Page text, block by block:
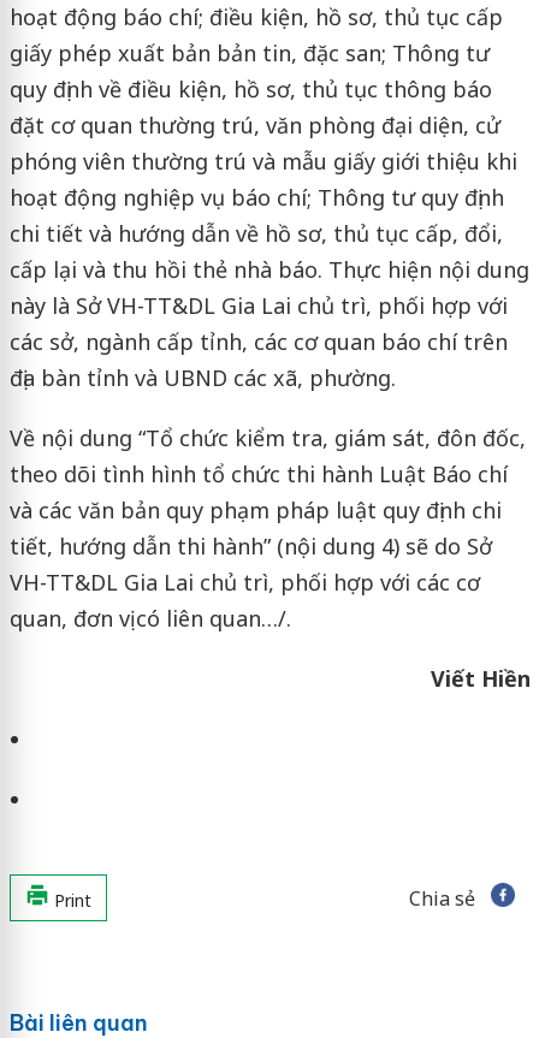
hoạt động báo chí; điều kiện, hồ sơ, thủ tục cấp
giấy phép xuất bản bản tin, đặc san; Thông tư
quy định về điều kiện, hồ sơ, thủ tục thông báo
đặt cơ quan thường trú, văn phòng đại diện, cử
phóng viên thường trú và mẫu giấy giới thiệu khi
hoạt động nghiệp vụ báo chí; Thông tư quy định
chi tiết và hướng dẫn về hồ sơ, thủ tục cấp, đổi,
cấp lại và thu hồi thẻ nhà báo. Thực hiện nội dung
này là Sở VH-TT&DL Gia Lai chủ trì, phối hợp với
các sở, ngành cấp tỉnh, các cơ quan báo chí trên
địa bàn tỉnh và UBND các xã, phường.
Về nội dung “Tổ chức kiểm tra, giám sát, đôn đốc,
theo dõi tình hình tổ chức thi hành Luật Báo chí
và các văn bản quy phạm pháp luật quy định chi
tiết, hướng dẫn thi hành” (nội dung 4) sẽ do Sở
VH-TT&DL Gia Lai chủ trì, phối hợp với các cơ
quan, đơn vị có liên quan…/.
Viết Hiền
Print Chia sẻ
Bài liên quan